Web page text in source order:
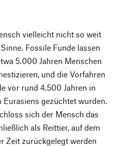
vielleicht nicht so weit
Fossile Funde lassen
5.000 Jahren Menschen
und die Vorfahren
vor rund 4.500 Jahren in
gezüchtet wurden.
sich der Mensch das
als Reittier, auf dem
Zeit zurückgelegt werden